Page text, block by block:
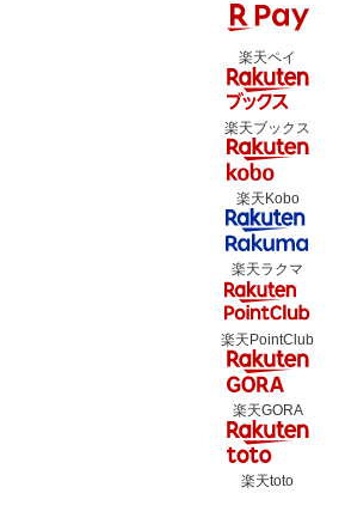
楽天ペイ
楽天ブックス
楽天Kobo
楽天ラクマ
楽天PointClub
楽天GORA
楽天toto